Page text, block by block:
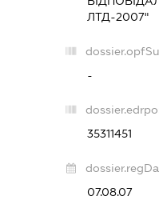
ЛТД-2007"
-
35311451
07.08.07